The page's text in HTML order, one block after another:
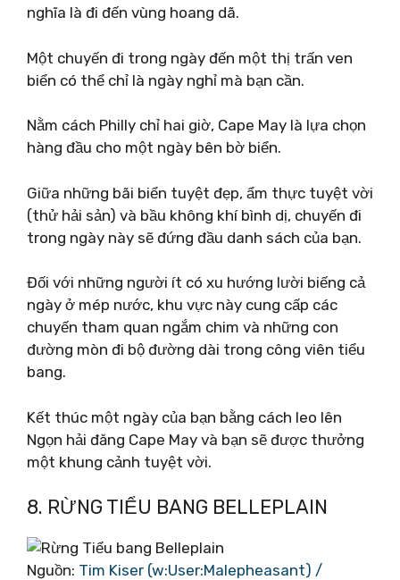
nghĩa là đi đến vùng hoang dã.
Một chuyến đi trong ngày đến một thị trấn ven
biển có thể chỉ là ngày nghỉ mà bạn cần.
Nằm cách Philly chỉ hai giờ, Cape May là lựa chọn
hàng đầu cho một ngày bên bờ biển.
Giữa những bãi biển tuyệt đẹp, ẩm thực tuyệt vời
(thử hải sản) và bầu không khí bình dị, chuyến đi
trong ngày này sẽ đứng đầu danh sách của bạn.
Đối với những người ít có xu hướng lười biếng cả
ngày ở mép nước, khu vực này cung cấp các
chuyến tham quan ngắm chim và những con
đường mòn đi bộ đường dài trong công viên tiểu
bang.
Kết thúc một ngày của bạn bằng cách leo lên
Ngọn hải đăng Cape May và bạn sẽ được thưởng
một khung cảnh tuyệt vời.
8. RỪNG TIỂU BANG BELLEPLAIN
Nguồn: Tim Kiser (w:User:Malepheasant) /